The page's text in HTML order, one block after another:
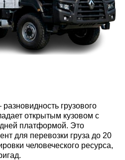
грузового
открытым кузовом с
платформой. Это
для перевозки груза до 20
человеческого ресурса,